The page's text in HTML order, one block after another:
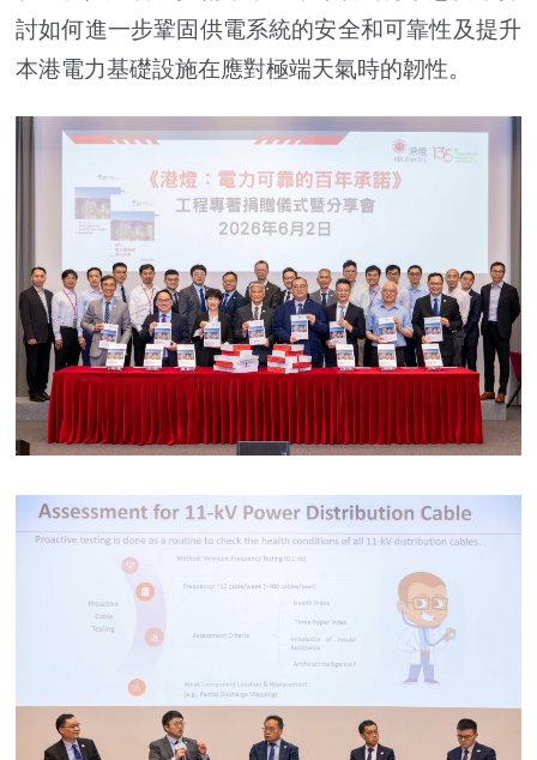
討如何進一步鞏固供電系統的安全和可靠性及提升
本港電力基礎設施在應對極端天氣時的韌性。